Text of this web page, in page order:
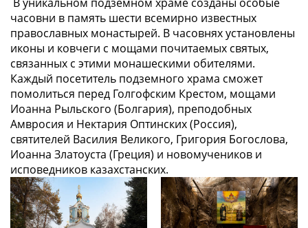
часовни в память шести всемирно известных
православных монастырей. В часовнях установлены
иконы и ковчеги с мощами почитаемых святых,
связанных с этими монашескими обителями.
Каждый посетитель подземного храма сможет
помолиться перед Голгофским Крестом, мощами
Иоанна Рыльского (Болгария), преподобных
Амвросия и Нектария Оптинских (Россия),
святителей Василия Великого, Григория Богослова,
Иоанна Златоуста (Греция) и новомучеников и
исповедников казахстанских.